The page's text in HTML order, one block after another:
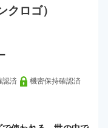
ロゴ）
認済
機密保持確認済